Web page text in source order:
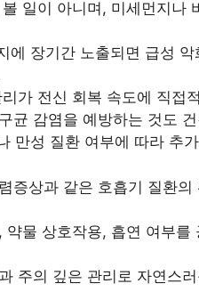
일이 아니며, 미세먼지나
에 장기간 노출되면 급성
가 전신 회복 속도에 직접
균 감염을 예방하는 것도
만성 질환 여부에 따라 추
증상과 같은 호흡기 질환
물 상호작용, 흡연 여부
주의 깊은 관리로 자연스